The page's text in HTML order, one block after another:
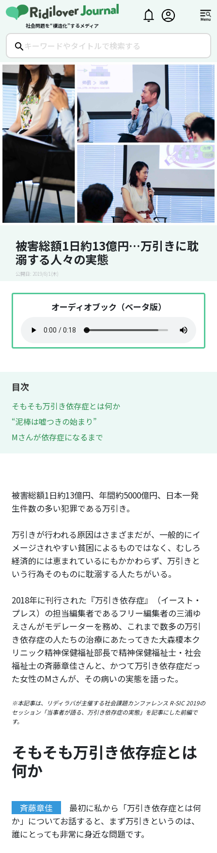
社会問題を“構造化”するメディア
被害総額1日約13億円…万引きに耽
溺する人々の実態
公開日: 2019/8/1(木)
オーディオブック（ベータ版）
目次
そもそも万引き依存症とは何か
“泥棒は嘘つきの始まり”
Mさんが依存症になるまで
被害総額1日約13億円、年間約5000億円、日本一発
生件数の多い犯罪である万引き。
万引きが行われる原因はさまざまだが、一般的にイ
メージされやすい貧困によるものではなく、むしろ
経済的には恵まれているにもかかわらず、万引きと
いう行為そのものに耽溺する人たちがいる。
2018年に刊行された『万引き依存症』（イースト・
プレス）の担当編集者であるフリー編集者の三浦ゆ
えさんがモデレーターを務め、これまで数多の万引
き依存症の人たちの治療にあたってきた大森榎本ク
リニック精神保健福祉部長で精神保健福祉士・社会
福祉士の斉藤章佳さんと、かつて万引き依存症だっ
た女性のMさんが、その病いの実態を語った。
※本記事は、リディラバが主催する社会課題カンファレンス R-SIC 2019の
セッション「当事者が語る、万引き依存症の実態」を記事にした前編で
す。
そもそも万引き依存症とは
何か
斉藤章佳
最初に私から「万引き依存症とは何
か」についてお話すると、まず万引きというのは、
誰にとっても非常に身近な問題です。